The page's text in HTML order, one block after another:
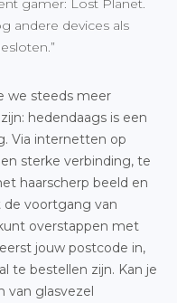
gamer: Lost Planet.
andere devices als
we steeds meer
hedendaags is een
Via internetten op
sterke verbinding, te
haarscherp beeld en
voortgang van
overstappen met
jouw postcode in,
te bestellen zijn. Kan je
van glasvezel